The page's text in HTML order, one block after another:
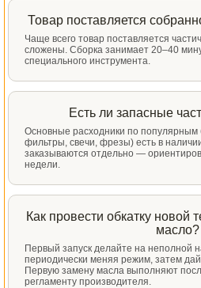
Товар поставляется
Чаще всего товар поставляется
сложены. Сборка занимает 20–40
специального инструмента.
Есть ли запасные
Основные расходники по
фильтры, свечи, фрезы) есть в
заказываются отдельно —
недели.
Как провести обкатку новой
масло?
Первый запуск делайте на неполной
периодически меняя режим, затем
Первую замену масла выполняют
регламенту производителя.